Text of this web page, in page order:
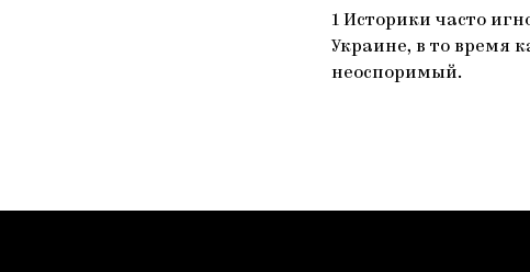
1 Историки часто
Украине, в то время
неоспоримый.